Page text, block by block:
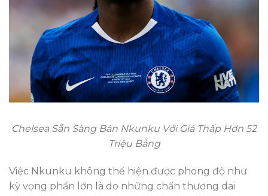
Chelsea Sẵn Sàng Bán Nkunku Với Giá Thấp Hơn 52
Triệu Bảng
Việc Nkunku không thể hiện được phong độ như
kỳ vọng phần lớn là do những chấn thương dai